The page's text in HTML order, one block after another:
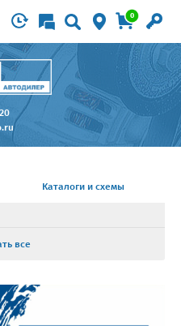
0
Каталоги и схемы
все